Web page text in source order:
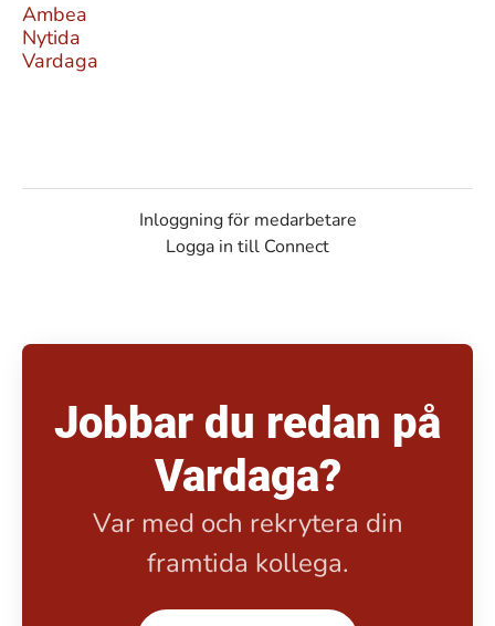
Ambea
Nytida
Vardaga
Inloggning för medarbetare
Logga in till Connect
Jobbar du redan på
Vardaga?
Var med och rekrytera din
framtida kollega.